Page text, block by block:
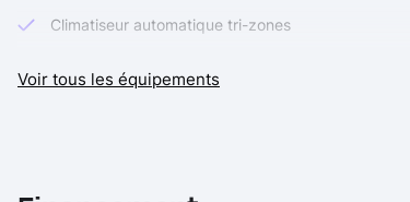
Climatiseur automatique tri-zones
Voir tous les équipements